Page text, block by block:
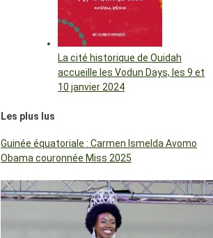
La cité historique de Ouidah
accueille les Vodun Days, les 9 et
10 janvier 2024
Les plus lus
Guinée équatoriale : Carmen Ismelda Avomo
Obama couronnée Miss 2025